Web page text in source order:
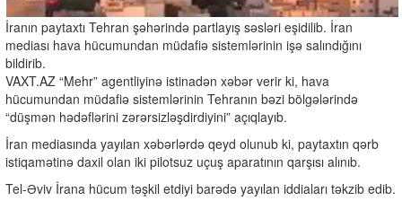
İranın paytaxtı Tehran şəhərində partlayış səsləri eşidilib. İran
mediası hava hücumundan müdafiə sistemlərinin işə salındığını
bildirib.
VAXT.AZ “Mehr” agentliyinə istinadən xəbər verir ki, hava
hücumundan müdafiə sistemlərinin Tehranın bəzi bölgələrində
“düşmən hədəflərini zərərsizləşdirdiyini” açıqlayıb.
İran mediasında yayılan xəbərlərdə qeyd olunub ki, paytaxtın qərb
istiqamətinə daxil olan iki pilotsuz uçuş aparatının qarşısı alınıb.
Tel-Əviv İrana hücum təşkil etdiyi barədə yayılan iddiaları təkzib edib.